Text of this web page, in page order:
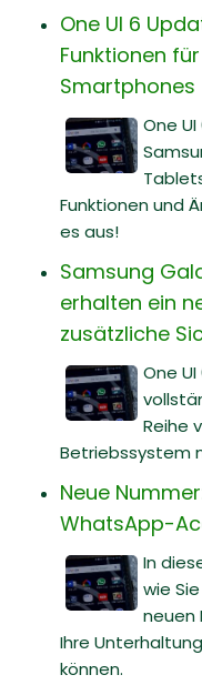
One UI 6
Funktionen
Smartphones
One
Funktionen und
es aus!
Samsung
erhalten ein
zusätzliche
One
Reihe
Betriebssystem
Neue
WhatsApp-
In
wie
neuen
Ihre
können.